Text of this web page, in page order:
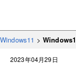
Windows11 >
2023年04月29日